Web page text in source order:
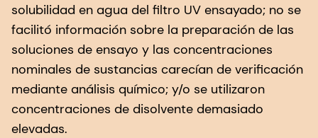
solubilidad en agua del filtro UV ensayado; no se
facilitó información sobre la preparación de las
soluciones de ensayo y las concentraciones
nominales de sustancias carecían de verificación
mediante análisis químico; y/o se utilizaron
concentraciones de disolvente demasiado
elevadas.